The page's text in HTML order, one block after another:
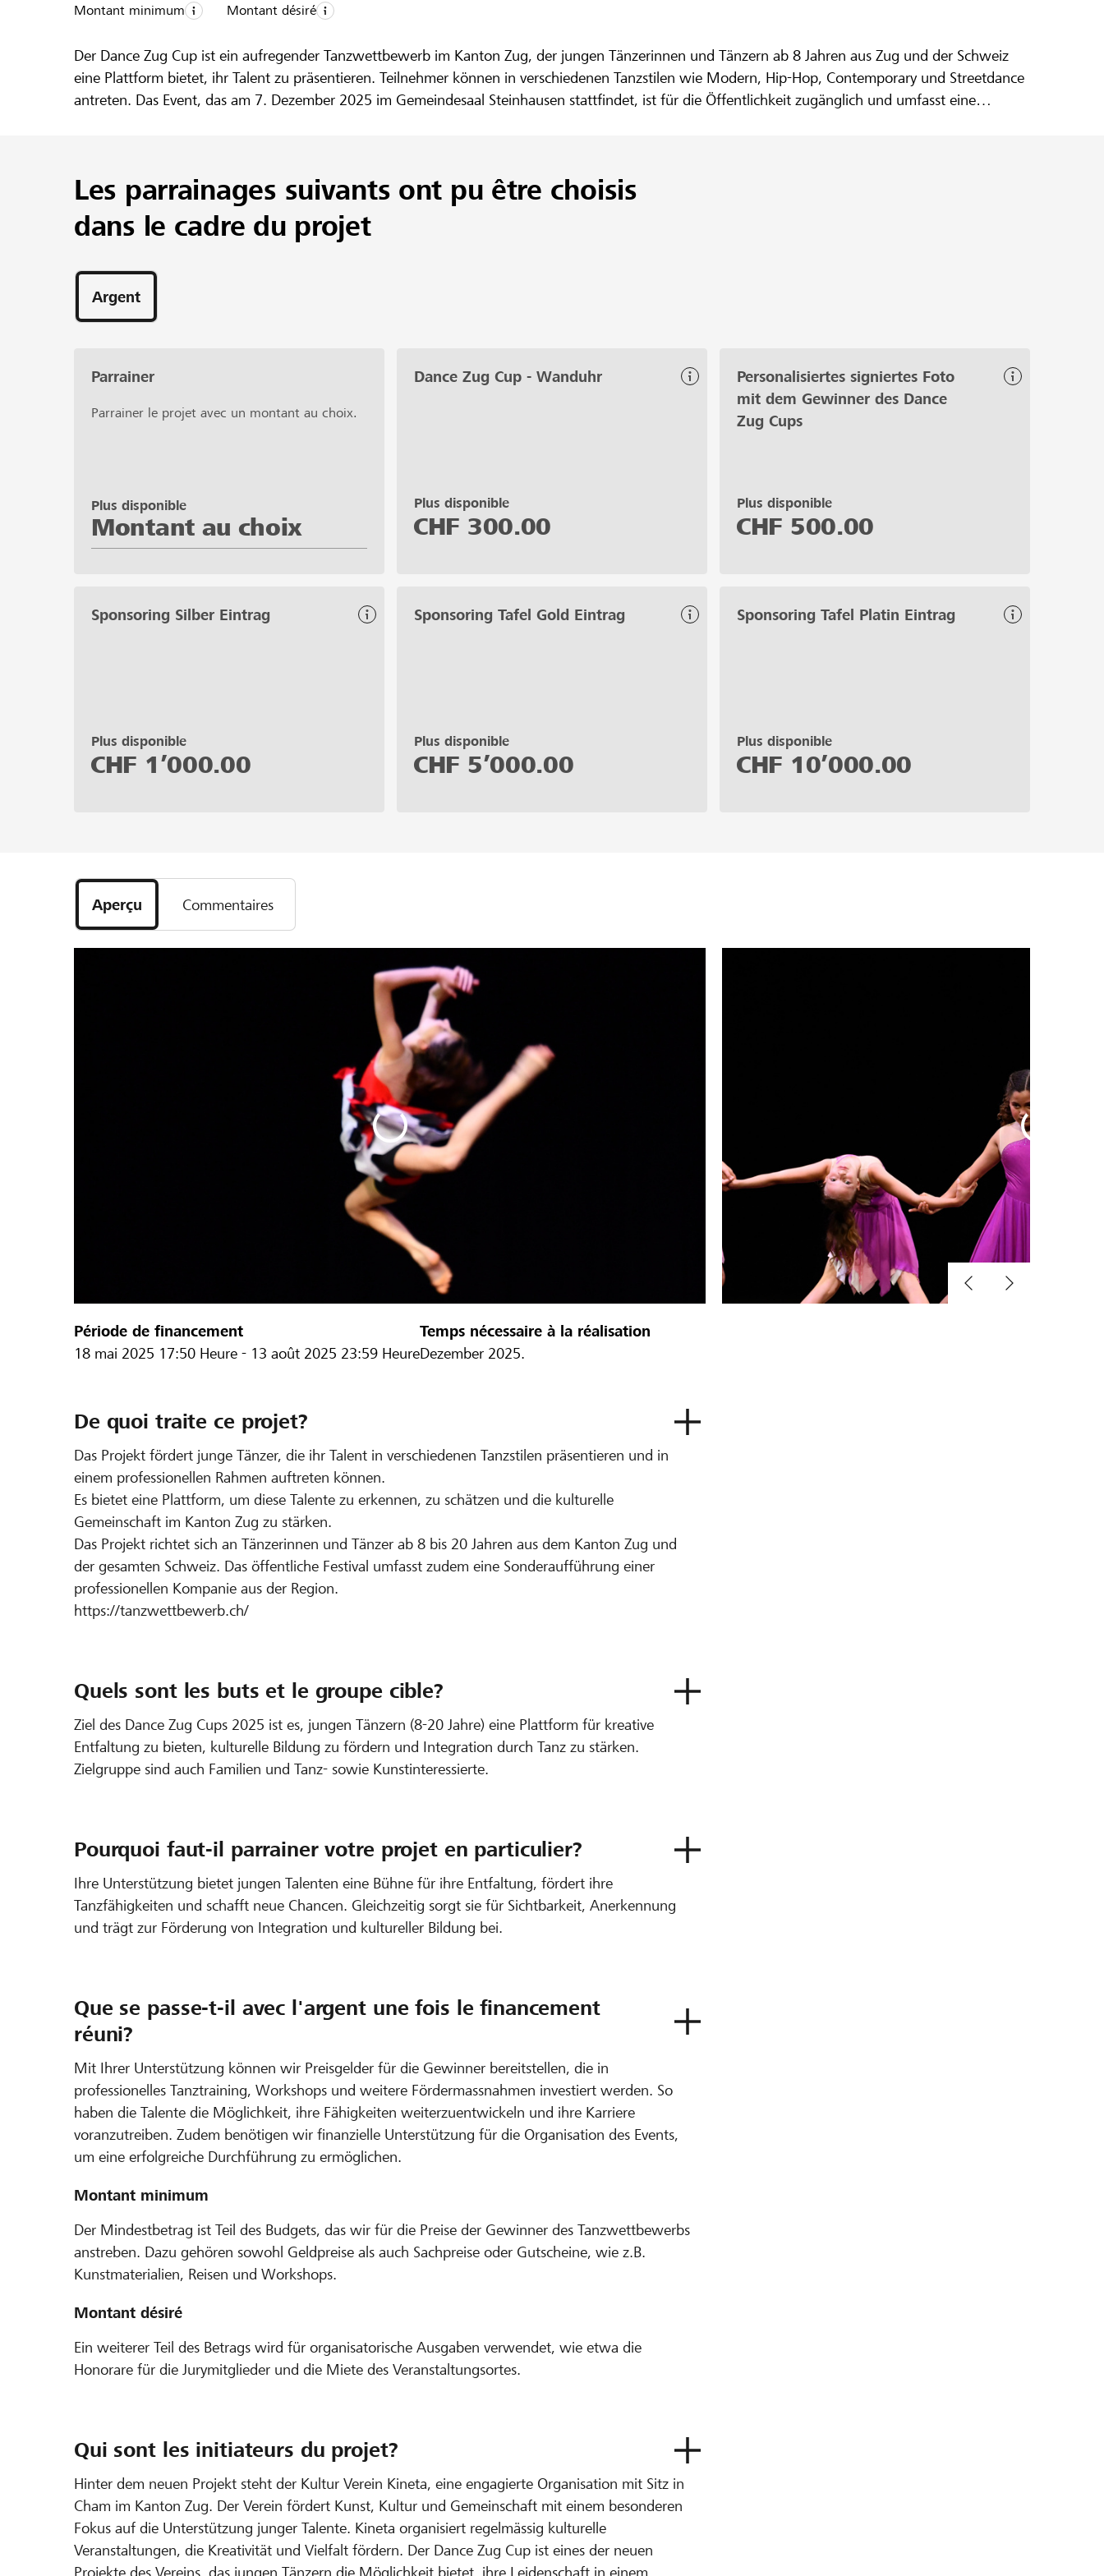
Der Dance Zug Cup ist ein aufregender Tanzwettbewerb im Kanton Zug, der jungen Tänzerinnen und Tänzern ab 8 Jahren aus Zug und der Schweiz
eine Plattform bietet, ihr Talent zu präsentieren. Teilnehmer können in verschiedenen Tanzstilen wie Modern, Hip-Hop, Contemporary und Streetdance
antreten. Das Event, das am 7. Dezember 2025 im Gemeindesaal Steinhausen stattfindet, ist für die Öffentlichkeit zugänglich und umfasst eine
Montant minimum Montant désiré
Les parrainages suivants ont pu être choisis
dans le cadre du projet
Argent
Parrainer
Parrainer le projet avec un montant au choix.
Montant au choix
Plus disponible
Dance Zug Cup - Wanduhr
Plus disponible
CHF 300.00
Personalisiertes signiertes Foto
mit dem Gewinner des Dance
Zug Cups
Plus disponible
CHF 500.00
Sponsoring Silber Eintrag
Plus disponible
CHF 1’000.00
Sponsoring Tafel Gold Eintrag
Plus disponible
CHF 5’000.00
Sponsoring Tafel Platin Eintrag
Plus disponible
CHF 10’000.00
Aperçu Commentaires
Période de financement
18 mai 2025 17:50 Heure - 13 août 2025 23:59 Heure
Temps nécessaire à la réalisation
Dezember 2025.
De quoi traite ce projet?
Das Projekt fördert junge Tänzer, die ihr Talent in verschiedenen Tanzstilen präsentieren und in
einem professionellen Rahmen auftreten können.
Es bietet eine Plattform, um diese Talente zu erkennen, zu schätzen und die kulturelle
Gemeinschaft im Kanton Zug zu stärken.
Das Projekt richtet sich an Tänzerinnen und Tänzer ab 8 bis 20 Jahren aus dem Kanton Zug und
der gesamten Schweiz. Das öffentliche Festival umfasst zudem eine Sonderaufführung einer
professionellen Kompanie aus der Region.
https://tanzwettbewerb.ch/
Quels sont les buts et le groupe cible?
Ziel des Dance Zug Cups 2025 ist es, jungen Tänzern (8-20 Jahre) eine Plattform für kreative
Entfaltung zu bieten, kulturelle Bildung zu fördern und Integration durch Tanz zu stärken.
Zielgruppe sind auch Familien und Tanz- sowie Kunstinteressierte.
Pourquoi faut-il parrainer votre projet en particulier?
Ihre Unterstützung bietet jungen Talenten eine Bühne für ihre Entfaltung, fördert ihre
Tanzfähigkeiten und schafft neue Chancen. Gleichzeitig sorgt sie für Sichtbarkeit, Anerkennung
und trägt zur Förderung von Integration und kultureller Bildung bei.
Que se passe-t-il avec l'argent une fois le financement
réuni?
Mit Ihrer Unterstützung können wir Preisgelder für die Gewinner bereitstellen, die in
professionelles Tanztraining, Workshops und weitere Fördermassnahmen investiert werden. So
haben die Talente die Möglichkeit, ihre Fähigkeiten weiterzuentwickeln und ihre Karriere
voranzutreiben. Zudem benötigen wir finanzielle Unterstützung für die Organisation des Events,
um eine erfolgreiche Durchführung zu ermöglichen.
Montant minimum
Der Mindestbetrag ist Teil des Budgets, das wir für die Preise der Gewinner des Tanzwettbewerbs
anstreben. Dazu gehören sowohl Geldpreise als auch Sachpreise oder Gutscheine, wie z.B.
Kunstmaterialien, Reisen und Workshops.
Montant désiré
Ein weiterer Teil des Betrags wird für organisatorische Ausgaben verwendet, wie etwa die
Honorare für die Jurymitglieder und die Miete des Veranstaltungsortes.
Qui sont les initiateurs du projet?
Hinter dem neuen Projekt steht der Kultur Verein Kineta, eine engagierte Organisation mit Sitz in
Cham im Kanton Zug. Der Verein fördert Kunst, Kultur und Gemeinschaft mit einem besonderen
Fokus auf die Unterstützung junger Talente. Kineta organisiert regelmässig kulturelle
Veranstaltungen, die Kreativität und Vielfalt fördern. Der Dance Zug Cup ist eines der neuen
Projekte des Vereins, das jungen Tänzern die Möglichkeit bietet, ihre Leidenschaft in einem